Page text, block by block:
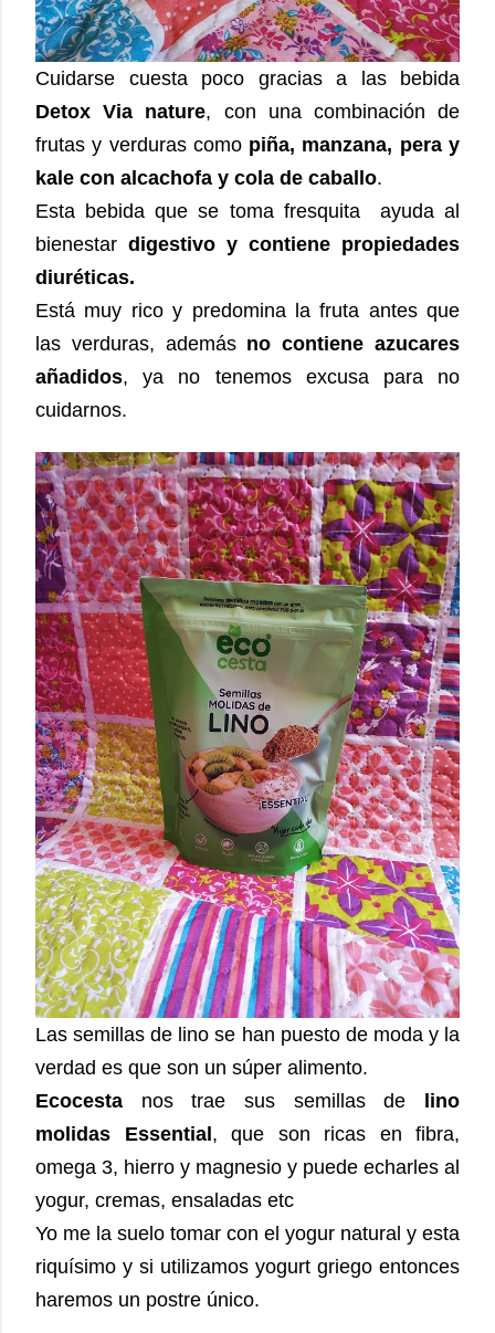
Cuidarse cuesta poco gracias a las bebida
Detox Via nature, con una combinación de
frutas y verduras como piña, manzana, pera y
kale con alcachofa y cola de caballo.
Esta bebida que se toma fresquita ayuda al
bienestar digestivo y contiene propiedades
diuréticas.
Está muy rico y predomina la fruta antes que
las verduras, además no contiene azucares
añadidos, ya no tenemos excusa para no
cuidarnos.
Las semillas de lino se han puesto de moda y la
verdad es que son un súper alimento.
Ecocesta nos trae sus semillas de
lino
molidas Essential , que son ricas en fibra,
omega 3, hierro y magnesio y puede echarles al
yogur, cremas, ensaladas etc
Yo me la suelo tomar con el yogur natural y esta
riquísimo y si utilizamos yogurt griego entonces
haremos un postre único.